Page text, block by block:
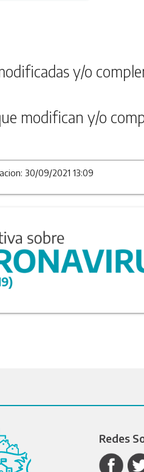
y/o
modifican y/o
30/09/2021 13:09
Redes